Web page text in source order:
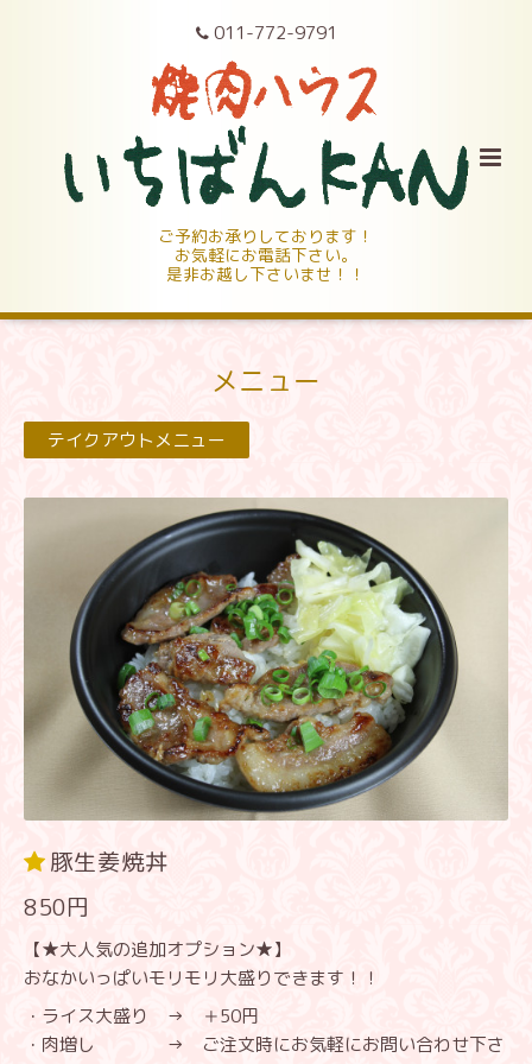
011-772-9791
ご予約お承りしております！
お気軽にお電話下さい。
是非お越し下さいませ！！
メニュー
テイクアウトメニュー
豚生姜焼丼
850円
【★大人気の追加オプション★】
おなかいっぱいモリモリ大盛りできます！！
・ライス大盛り → ＋50円
・肉増し → ご注文時にお気軽にお問い合わせ下さ